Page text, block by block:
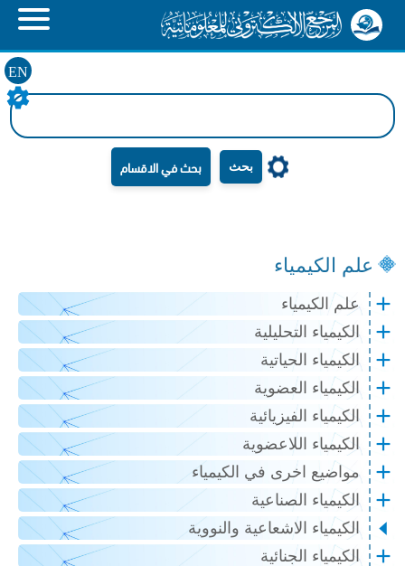
EN
بحث
علم الكيمياء
علم الكيمياء
الكيمياء التحليلية
الكيمياء الحياتية
الكيمياء العضوية
الكيمياء الفيزيائية
الكيمياء اللاعضوية
مواضيع اخرى في الكيمياء
الكيمياء الصناعية
الكيمياء الاشعاعية والنووية
الكيمياء الجنائية